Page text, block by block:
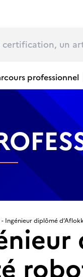
professionnel
Ingénieur diplômé